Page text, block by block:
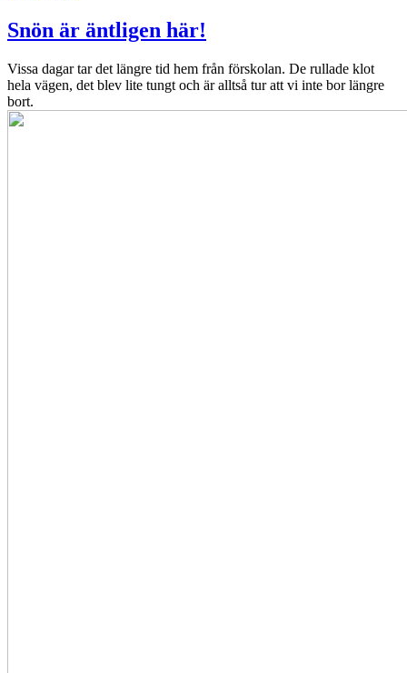
Snön är äntligen här!
Vissa dagar tar det längre tid hem från förskolan. De rullade klot
hela vägen, det blev lite tungt och är alltså tur att vi inte bor längre
bort.